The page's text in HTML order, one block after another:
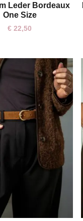
One size
Leder Bordeaux
One Size
€ 22,50